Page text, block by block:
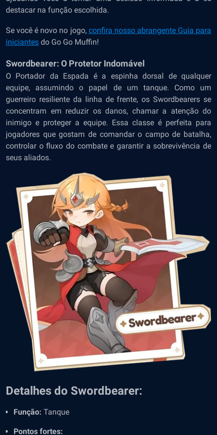
destacar na função escolhida.
Se você é novo no jogo, confira nosso abrangente Guia para
iniciantes do Go Go Muffin!
Swordbearer: O Protetor Indomável
O Portador da Espada é a espinha dorsal de qualquer
equipe, assumindo o papel de um tanque. Como um
guerreiro resiliente da linha de frente, os Swordbearers se
concentram em reduzir os danos, chamar a atenção do
inimigo e proteger a equipe. Essa classe é perfeita para
jogadores que gostam de comandar o campo de batalha,
controlar o fluxo do combate e garantir a sobrevivência de
seus aliados.
Detalhes do Swordbearer:
Função: Tanque
Pontos fortes: